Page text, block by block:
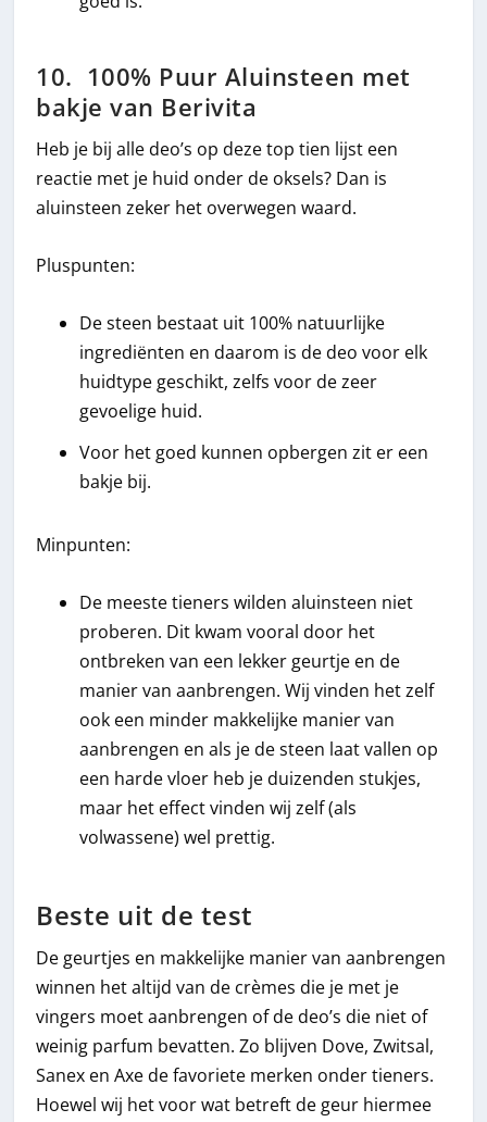
10. 100% Puur Aluinsteen met
bakje van Berivita
Heb je bij alle deo’s op deze top tien lijst een
reactie met je huid onder de oksels? Dan is
aluinsteen zeker het overwegen waard.
Pluspunten:
De steen bestaat uit 100% natuurlijke
ingrediënten en daarom is de deo voor elk
huidtype geschikt, zelfs voor de zeer
gevoelige huid.
Voor het goed kunnen opbergen zit er een
bakje bij.
Minpunten:
De meeste tieners wilden aluinsteen niet
proberen. Dit kwam vooral door het
ontbreken van een lekker geurtje en de
manier van aanbrengen. Wij vinden het zelf
ook een minder makkelijke manier van
aanbrengen en als je de steen laat vallen op
een harde vloer heb je duizenden stukjes,
maar het effect vinden wij zelf (als
volwassene) wel prettig.
Beste uit de test
De geurtjes en makkelijke manier van aanbrengen
winnen het altijd van de crèmes die je met je
vingers moet aanbrengen of de deo’s die niet of
weinig parfum bevatten. Zo blijven Dove, Zwitsal,
Sanex en Axe de favoriete merken onder tieners.
Hoewel wij het voor wat betreft de geur hiermee